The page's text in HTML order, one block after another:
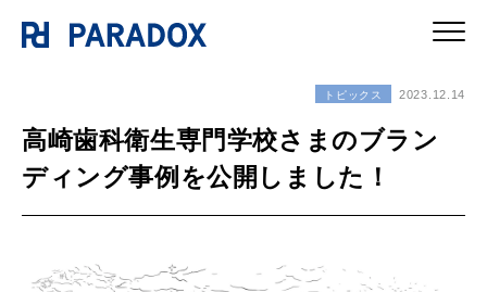
トピックス 2023.12.14
高崎歯科衛生専門学校さまのブラン
ディング事例を公開しました！